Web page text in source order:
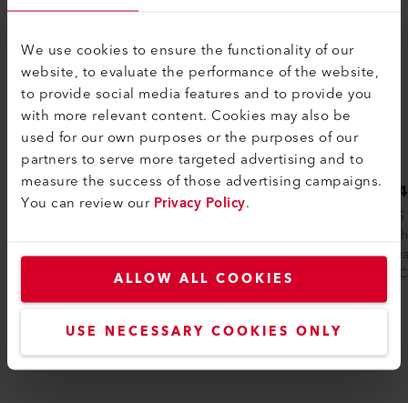
We use cookies to ensure the functionality of our
website, to evaluate the performance of the website,
to provide social media features and to provide you
with more relevant content. Cookies may also be
used for our own purposes or the purposes of our
partners to serve more targeted advertising and to
measure the success of those advertising campaigns.
You can review ourPrivacy Policy.
ALLOW ALL COOKIES
USE NECESSARY COOKIES ONLY
LHS 41L CLASSIC
In unzähligen industriellen
Heissluftanlagen von Leister eingesetzt.
Für besonders hohe...
LHS
Der